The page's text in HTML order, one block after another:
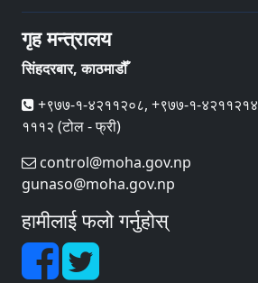
गृह मन्त्रालय
सिंहदरबार, काठमाडौँ
+९७७-१-४२११२०८, +९७७-१-४२११२१४
१११२ (टोल - फ्री)
control@moha.gov.np
gunaso@moha.gov.np
हामीलाई फलो गर्नुहोस्